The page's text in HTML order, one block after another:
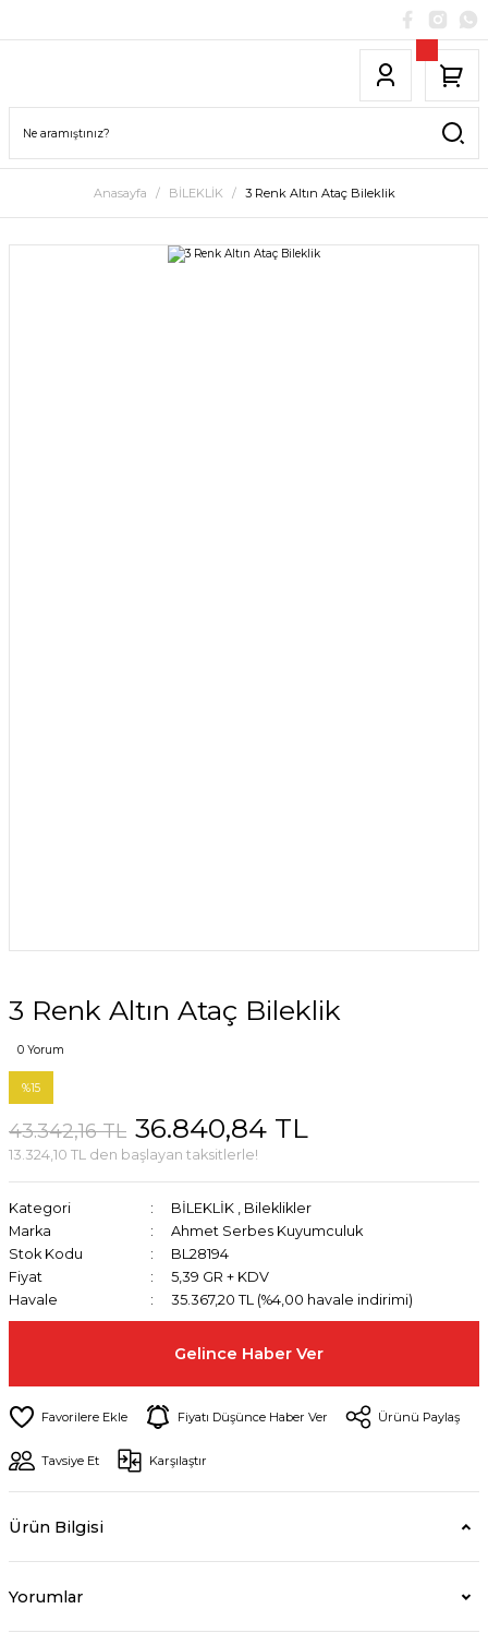
Anasayfa BİLEKLİK 3 Renk Altın Ataç Bileklik
3 Renk Altın Ataç Bileklik
0 Yorum
%15
43.342,16 TL 36.840,84 TL
13.324,10 TL den başlayan taksitlerle!
Kategori BİLEKLİK , Bileklikler
Marka
Ahmet Serbes Kuyumculuk
Stok Kodu
BL28194
Fiyat
5,39 GR + KDV
Havale
35.367,20 TL (%4,00 havale indirimi)
Gelince Haber Ver
Fiyatı Düşünce Haber Ver Ürünü Paylaş
Tavsiye Et Karşılaştır
Ürün Bilgisi
Yorumlar